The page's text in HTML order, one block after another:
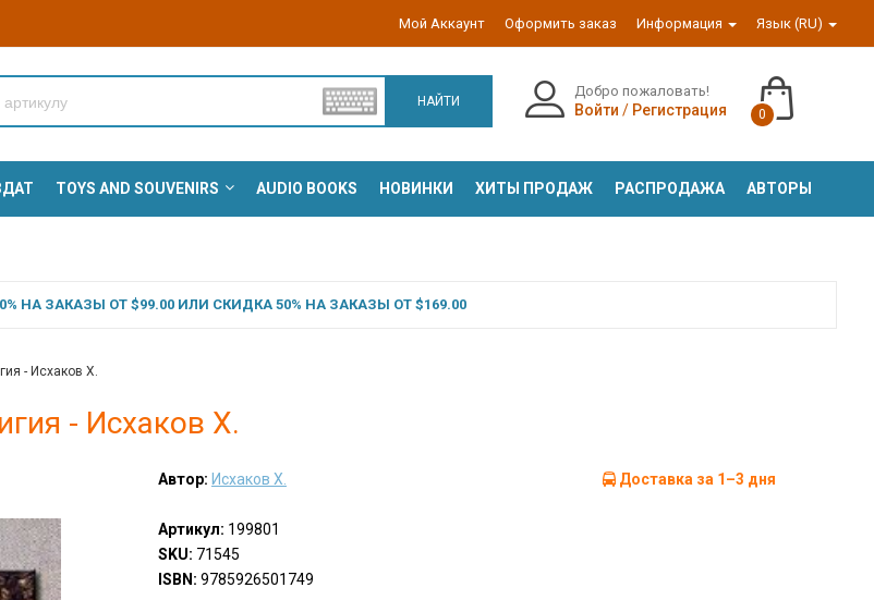
Мой Аккаунт Оформить заказ Информация Язык (RU)
НАЙТИ
Добро пожаловать!
Войти / Регистрация 0
TOYS AND SOUVENIRS AUDIO BOOKS НОВИНКИ ХИТЫ ПРОДАЖ РАСПРОДАЖА АВТОРЫ
НА ЗАКАЗЫ ОТ $99.00 ИЛИ СКИДКА 50% НА ЗАКАЗЫ ОТ $169.00
- Исхаков Х.
- Исхаков Х.
Автор: Исхаков Х.
Артикул: 199801
SKU: 71545
ISBN: 9785926501749
Доставка за 1–3 дня